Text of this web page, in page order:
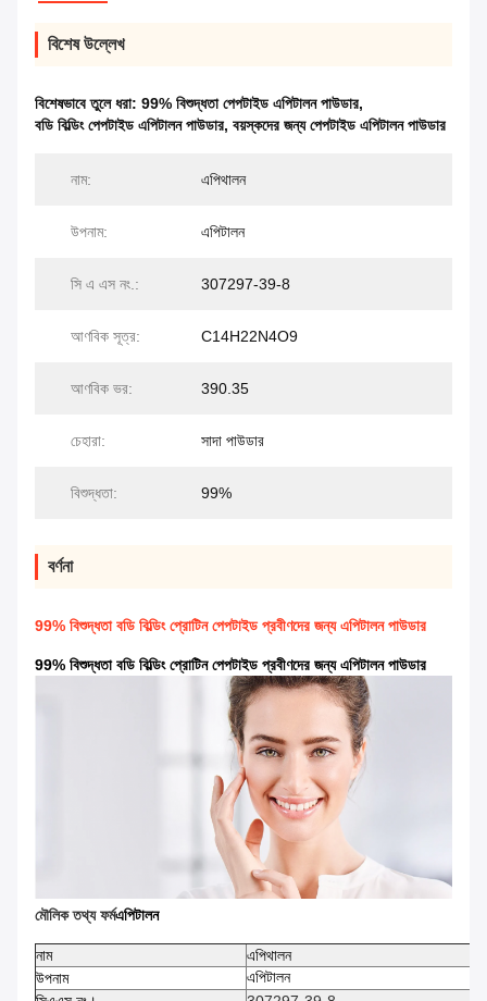
বিশেষ উল্লেখ
বিশেষভাবে তুলে ধরা: 99% বিশুদ্ধতা পেপটাইড এপিটালন পাউডার,
বডি বিল্ডিং পেপটাইড এপিটালন পাউডার, বয়স্কদের জন্য পেপটাইড এপিটালন পাউডার
নাম: এপিথালন
উপনাম: এপিটালন
সি এ এস নং.: 307297-39-8
আণবিক সূত্র: C14H22N4O9
আণবিক ভর: 390.35
চেহারা: সাদা পাউডার
বিশুদ্ধতা: 99%
বর্ণনা
99% বিশুদ্ধতা বডি বিল্ডিং প্রোটিন পেপটাইড প্রবীণদের জন্য এপিটালন পাউডার
99% বিশুদ্ধতা বডি বিল্ডিং প্রোটিন পেপটাইড প্রবীণদের জন্য এপিটালন পাউডার
মৌলিক তথ্য ফর্মএপিটালন
নাম
এপিথালন
উপনাম
এপিটালন